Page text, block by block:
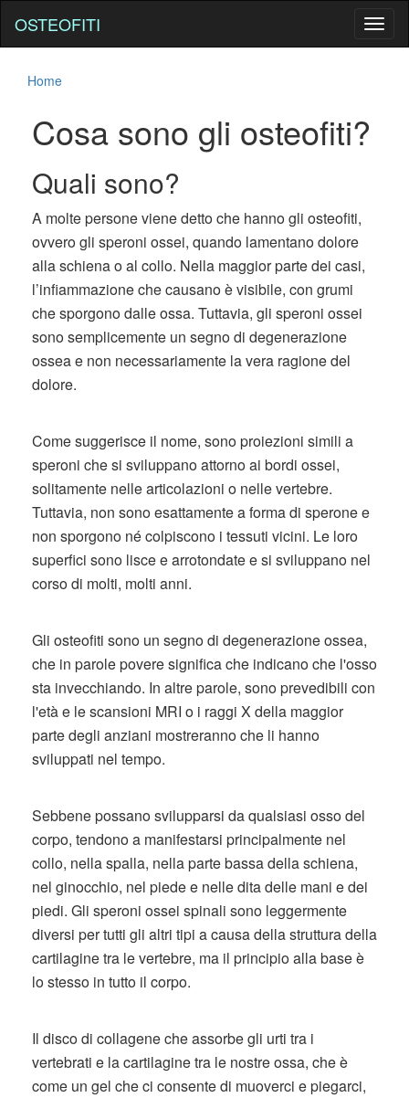
OSTEOFITI
Home
Cosa sono gli osteofiti?
Quali sono?
A molte persone viene detto che hanno gli osteofiti,
ovvero gli speroni ossei, quando lamentano dolore
alla schiena o al collo. Nella maggior parte dei casi,
l’infiammazione che causano è visibile, con grumi
che sporgono dalle ossa. Tuttavia, gli speroni ossei
sono semplicemente un segno di degenerazione
ossea e non necessariamente la vera ragione del
dolore.
Come suggerisce il nome, sono proiezioni simili a
speroni che si sviluppano attorno ai bordi ossei,
solitamente nelle articolazioni o nelle vertebre.
Tuttavia, non sono esattamente a forma di sperone e
non sporgono né colpiscono i tessuti vicini. Le loro
superfici sono lisce e arrotondate e si sviluppano nel
corso di molti, molti anni.
Gli osteofiti sono un segno di degenerazione ossea,
che in parole povere significa che indicano che l'osso
sta invecchiando. In altre parole, sono prevedibili con
l'età e le scansioni MRI o i raggi X della maggior
parte degli anziani mostreranno che li hanno
sviluppati nel tempo.
Sebbene possano svilupparsi da qualsiasi osso del
corpo, tendono a manifestarsi principalmente nel
collo, nella spalla, nella parte bassa della schiena,
nel ginocchio, nel piede e nelle dita delle mani e dei
piedi. Gli speroni ossei spinali sono leggermente
diversi per tutti gli altri tipi a causa della struttura della
cartilagine tra le vertebre, ma il principio alla base è
lo stesso in tutto il corpo.
Il disco di collagene che assorbe gli urti tra i
vertebrati e la cartilagine tra le nostre ossa, che è
come un gel che ci consente di muoverci e piegarci,